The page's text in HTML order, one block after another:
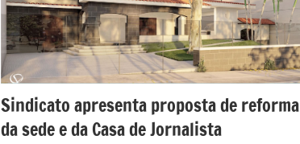
Sindicato apresenta proposta de reforma
da sede e da Casa de Jornalista